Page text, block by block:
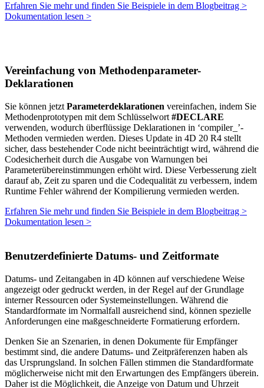
Erfahren Sie mehr und finden Sie Beispiele in dem Blogbeitrag >
Dokumentation lesen >
Vereinfachung von Methodenparameter-
Deklarationen
Sie können jetzt Parameterdeklarationen vereinfachen, indem Sie
Methodenprototypen mit dem Schlüsselwort #DECLARE
verwenden, wodurch überflüssige Deklarationen in ‘compiler_’-
Methoden vermieden werden. Dieses Update in 4D 20 R4 stellt
sicher, dass bestehender Code nicht beeinträchtigt wird, während die
Codesicherheit durch die Ausgabe von Warnungen bei
Parameterübereinstimmungen erhöht wird. Diese Verbesserung zielt
darauf ab, Zeit zu sparen und die Codequalität zu verbessern, indem
Runtime Fehler während der Kompilierung vermieden werden.
Erfahren Sie mehr und finden Sie Beispiele in dem Blogbeitrag >
Dokumentation lesen >
Benutzerdefinierte Datums- und Zeitformate
Datums- und Zeitangaben in 4D können auf verschiedene Weise
angezeigt oder gedruckt werden, in der Regel auf der Grundlage
interner Ressourcen oder Systemeinstellungen. Während die
Standardformate im Normalfall ausreichend sind, können spezielle
Anforderungen eine maßgeschneiderte Formatierung erfordern.
Denken Sie an Szenarien, in denen Dokumente für Empfänger
bestimmt sind, die andere Datums- und Zeitpräferenzen haben als
das Ursprungsland. In solchen Fällen stimmen die Standardformate
möglicherweise nicht mit den Erwartungen des Empfängers überein.
Daher ist die Möglichkeit, die Anzeige von Datum und Uhrzeit